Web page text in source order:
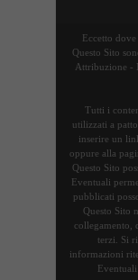
Eccetto
Questo Sito
Attribuzione -
Tutti i
utilizzati a
inserire un
oppure alla
Questo Sito
Eventuali
pubblicati
Questo Sito
collegamento,
terzi. Si
informazioni
Eventuali